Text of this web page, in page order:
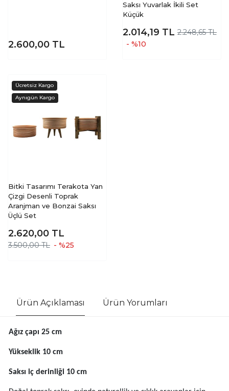
2.600,00 TL
Saksı Yuvarlak İkili Set
Küçük
2.014,19 TL 2.248,65 TL
- %10
Bitki Tasarımı Terakota Yan
Çizgi Desenli Toprak
Aranjman ve Bonzai Saksı
Üçlü Set
2.620,00 TL
3.500,00 TL - %25
Ürün Açıklaması Ürün Yorumları
Ağız çapı 25 cm
Yükseklik 10 cm
Saksı iç derinliği 10 cm